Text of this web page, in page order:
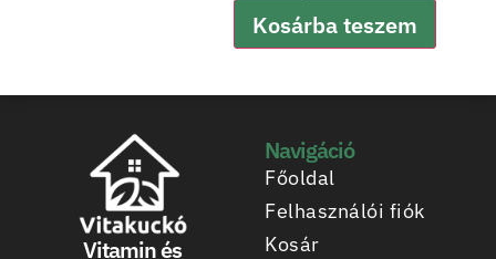
Kosárba teszem
Vitamin és
Navigáció
Főoldal
Felhasználói fiók
Kosár